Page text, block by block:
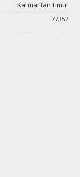
Kalimantan Timur
77352